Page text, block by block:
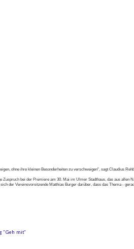
ohne ihre kleinen Besonderheiten zu verschweigen", sagt Claudius
Zuspruch bei der Premiere am 30. Mai im Ulmer Stadthaus, das aus allen
der Vereinsvorsitzende Matthias Burger darüber, dass das Thema -
"Geh mit"